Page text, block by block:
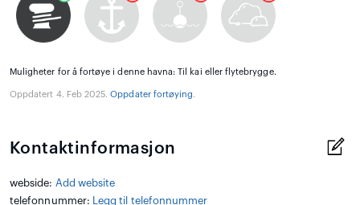
Muligheter for å fortøye i denne havna: Til kai eller flytebrygge.
Oppdatert 4. Feb 2025.Oppdater fortøying.
Kontaktinformasjon
webside: Add website
telefonnummer:
Legg til telefonnummer